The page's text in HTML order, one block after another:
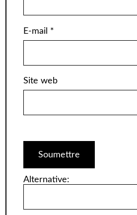
E-mail *
Site web
Alternative: